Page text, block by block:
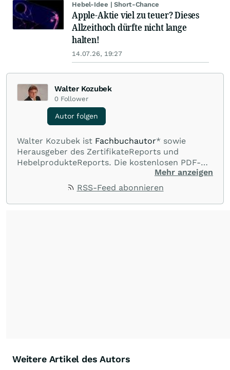
Hebel-Idee | Short-Chance
Apple-Aktie viel zu teuer? Dieses
Allzeithoch dürfte nicht lange
halten!
14.07.26, 19:27
Walter Kozubek
0 Follower
Autor folgen
Walter Kozubek ist Fachbuchautor* sowie
Herausgeber des ZertifikateReports und
HebelprodukteReports. Die kostenlosen PDF-
Newsletter erscheinen wöchentlich. Weitere
www.zertifikatereport.deund
www.hebelprodukte.de. *Werbelink
Mehr anzeigen
RSS-Feed abonnieren
Weitere Artikel des Autors